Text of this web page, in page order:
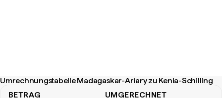
Umrechnungstabelle Madagaskar-Ariary zu Kenia-Schilling
BETRAG UMGERECHNET